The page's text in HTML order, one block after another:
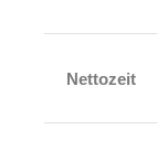
Nettozeit